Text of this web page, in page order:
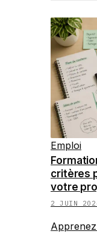
Emploi
critères
votre
2 JUIN